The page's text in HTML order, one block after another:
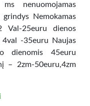
ms nenuomojamas
Nemokamas
Val-25euru dienos
-35euru Naujas
dienomis 45euru
– 2zm-50euru,4zm